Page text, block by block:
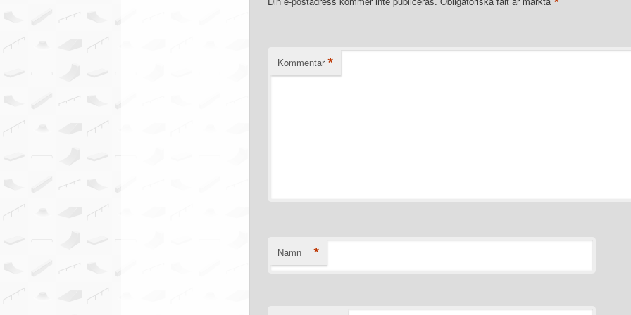
Kommentar *
Namn *